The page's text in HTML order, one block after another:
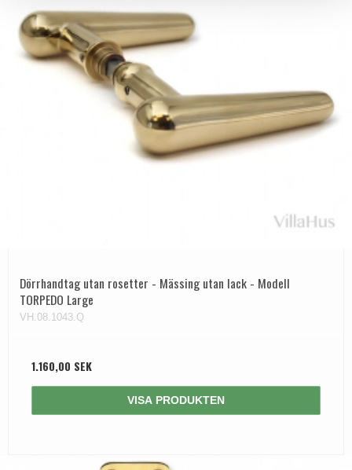
Dörrhandtag utan rosetter - Mässing utan lack - Modell
TORPEDO Large
VH.08.1043.Q
1.160,00 SEK
VISA PRODUKTEN